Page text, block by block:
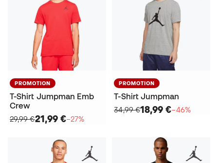
PROMOTION
T-Shirt Jumpman Emb
Crew
29,99 €21,99 €−27%
PROMOTION
T-Shirt Jumpman
34,99 €18,99 €−46%